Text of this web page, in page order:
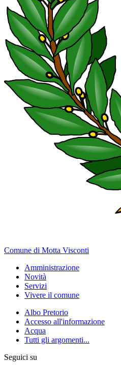
Comune di Motta Visconti
Amministrazione
Novità
Servizi
Vivere il comune
Albo Pretorio
Accesso all'informazione
Acqua
Tutti gli argomenti...
Seguici su